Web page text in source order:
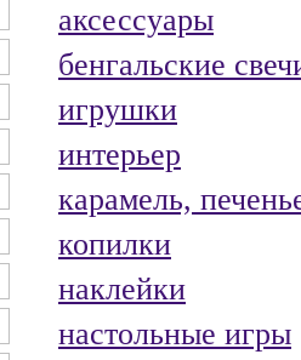
аксессуары
бенгальские
игрушки
интерьер
карамель,
копилки
наклейки
настольные игры